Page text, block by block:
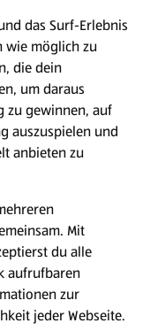
das Surf-Erlebnis
wie möglich zu
die dein
um daraus
zu gewinnen, auf
auszuspielen und
anbieten zu
Mit
du alle
aufrufbaren
zur
jeder Webseite.